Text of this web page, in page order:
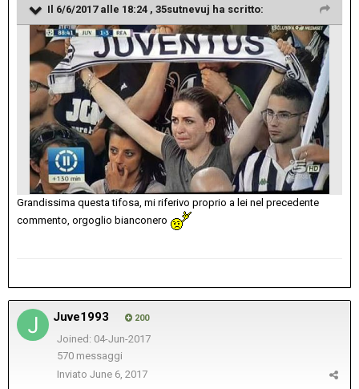
Il 6/6/2017 alle 18:24 , 35sutnevuj ha scritto:
Grandissima questa tifosa, mi riferivo proprio a lei nel precedente
commento, orgoglio bianconero
Juve1993 200
Joined: 04-Jun-2017
570 messaggi
Inviato June 6, 2017